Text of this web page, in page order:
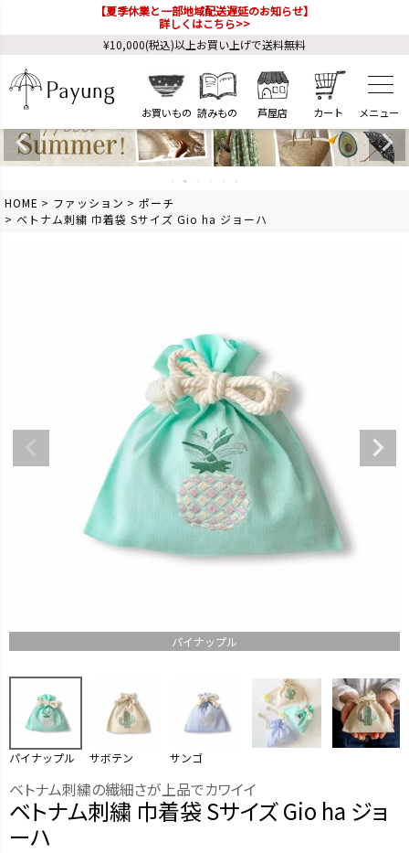
【夏季休業と一部地域配送遅延のお知らせ】
詳しくはこちら>>
¥10,000(税込)以上お買い上げで送料無料
お買いもの 読みもの 芦屋店 カート
HOME ファッション
ポーチ
ベトナム刺繍 巾着袋 Sサイズ Gio ha ジョーハ
パイナップル
パイナップル サボテン サンゴ
ベトナム刺繍の繊細さが上品でカワイイ
ベトナム刺繍 巾着袋 Sサイズ Gio ha ジョ
ーハ